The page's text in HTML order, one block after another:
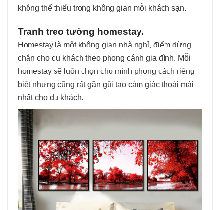
không thể thiếu trong không gian mỗi khách sạn.
Tranh treo tường homestay.
Homestay là một không gian nhà nghỉ, điểm dừng
chân cho du khách theo phong cánh gia đình. Mỗi
homestay sẽ luôn chọn cho mình phong cách riêng
biệt nhưng cũng rất gần gũi tạo cảm giác thoải mái
nhất cho du khách.